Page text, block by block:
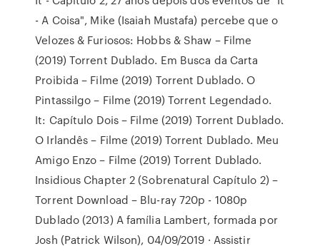
- A Coisa", Mike (Isaiah Mustafa) percebe que o
Velozes & Furiosos: Hobbs & Shaw – Filme
(2019) Torrent Dublado. Em Busca da Carta
Proibida – Filme (2019) Torrent Dublado. O
Pintassilgo – Filme (2019) Torrent Legendado.
It: Capítulo Dois – Filme (2019) Torrent Dublado.
O Irlandês – Filme (2019) Torrent Dublado. Meu
Amigo Enzo – Filme (2019) Torrent Dublado.
Insidious Chapter 2 (Sobrenatural Capítulo 2) –
Torrent Download – Blu-ray 720p - 1080p
Dublado (2013) A família Lambert, formada por
Josh (Patrick Wilson), 04/09/2019 · Assistir